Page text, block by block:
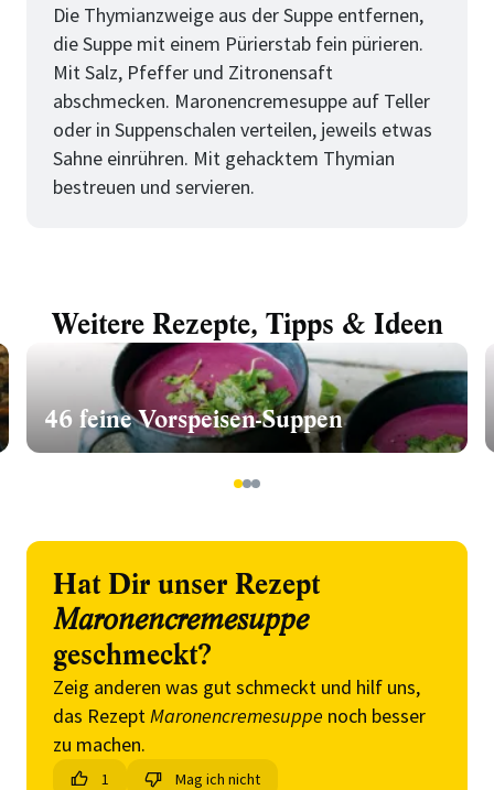
Die Thymianzweige aus der Suppe entfernen,
die Suppe mit einem Pürierstab fein pürieren.
Mit Salz, Pfeffer und Zitronensaft
abschmecken. Maronencremesuppe auf Teller
oder in Suppenschalen verteilen, jeweils etwas
Sahne einrühren. Mit gehacktem Thymian
bestreuen und servieren.
Weitere Rezepte, Tipps & Ideen
46 feine Vorspeisen-Suppen
123
Hat Dir unser Rezept
Maronencremesuppe
geschmeckt?
Zeig anderen was gut schmeckt und hilf uns,
das RezeptMaronencremesuppe noch besser
zu machen.
1 Mag ich nicht